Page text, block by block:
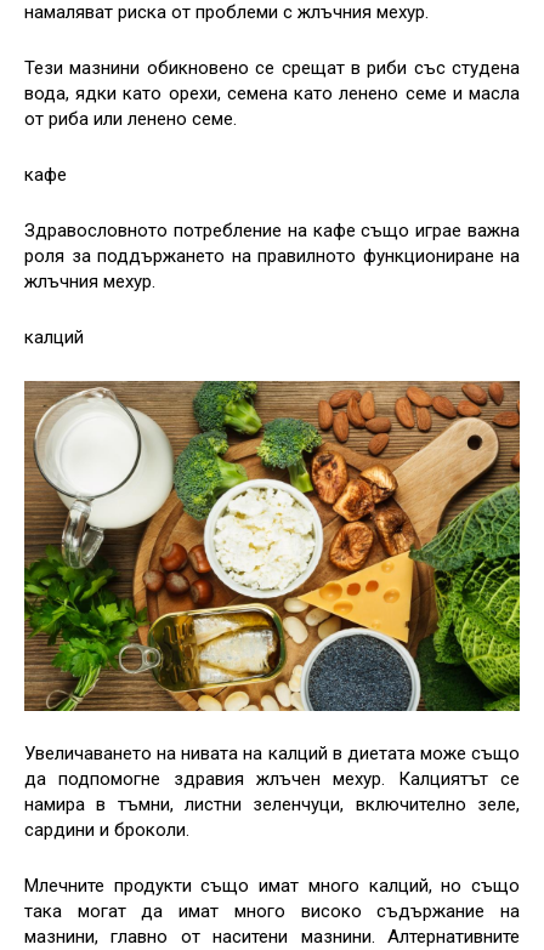
намаляват риска от проблеми с жлъчния мехур.
Тези мазнини обикновено се срещат в риби със студена
вода, ядки като орехи, семена като ленено семе и масла
от риба или ленено семе.
кафе
Здравословното потребление на кафе също играе важна
роля за поддържането на правилното функциониране на
жлъчния мехур.
калций
Увеличаването на нивата на калций в диетата може също
да подпомогне здравия жлъчен мехур. Калциятът се
намира в тъмни, листни зеленчуци, включително зеле,
сардини и броколи.
Млечните продукти също имат много калций, но също
така могат да имат много високо съдържание на
мазнини, главно от наситени мазнини. Алтернативните